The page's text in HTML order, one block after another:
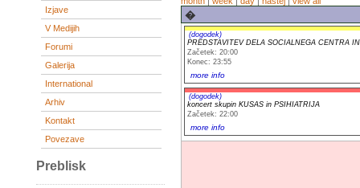
Izjave
V Medijih
Forumi
Galerija
International
Arhiv
Kontakt
Povezave
Preblisk
�
(dogodek)
PREDSTAVITEV DELA SOCIALNEGA CENTRA
Začetek: 20:00
Konec: 23:55
more info
(dogodek)
koncert skupin KUSAS in PSIHIATRIJA
Začetek: 22:00
more info